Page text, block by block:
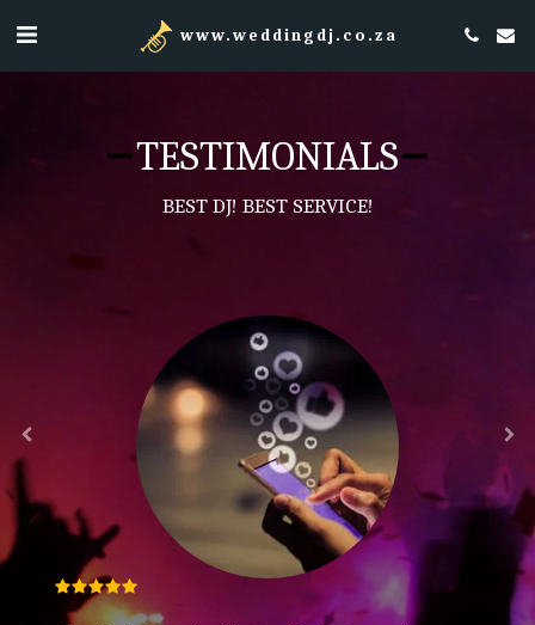
www.weddingdj.co.za
TESTIMONIALS
BEST DJ! BEST SERVICE!